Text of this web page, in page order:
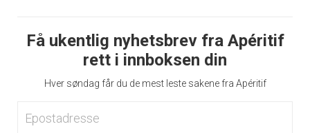
Få ukentlig nyhetsbrev fra Apéritif
rett i innboksen din
Hver søndag får du de mest leste sakene fra Apéritif